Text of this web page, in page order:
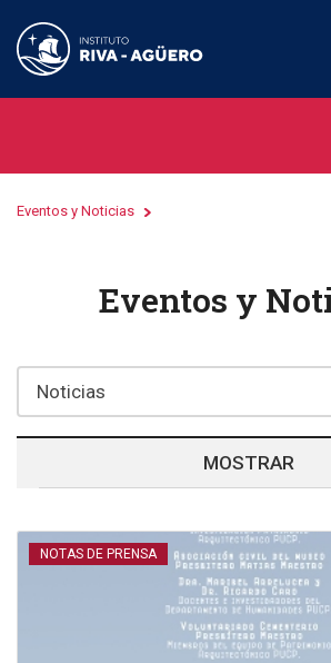
Eventos y Noticias
Eventos y
MOSTRAR
NOTAS DE PRENSA